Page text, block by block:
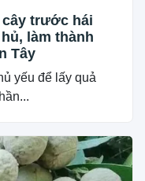
cây trước hái
làm thành
Tây
yếu để lấy quả